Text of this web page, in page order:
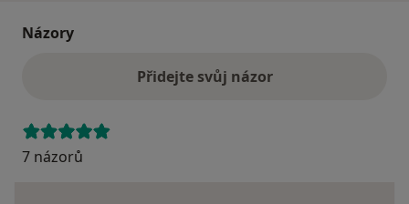
Názory
Přidejte svůj názor
7 názorů